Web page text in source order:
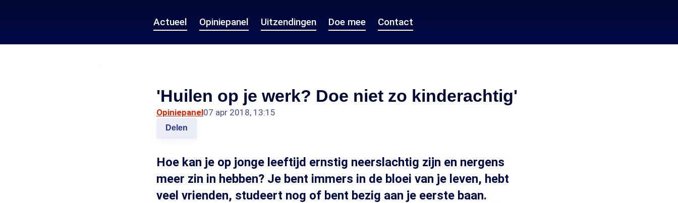
Actueel Opiniepanel Uitzendingen Doe mee Contact
'Huilen op je werk? Doe niet zo kinderachtig'
Opiniepanel07 apr 2018, 13:15
Delen
Hoe kan je op jonge leeftijd ernstig neerslachtig zijn en nergens
meer zin in hebben? Je bent immers in de bloei van je leven, hebt
veel vrienden, studeert nog of bent bezig aan je eerste baan.